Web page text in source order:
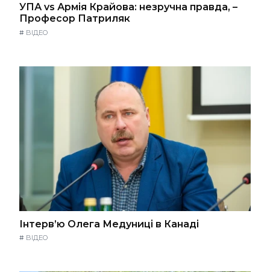
УПА vs Армія Крайова: незручна правда, –
Професор Патриляк
# ВІДЕО
Інтерв’ю Олега Медуниці в Канаді
# ВІДЕО